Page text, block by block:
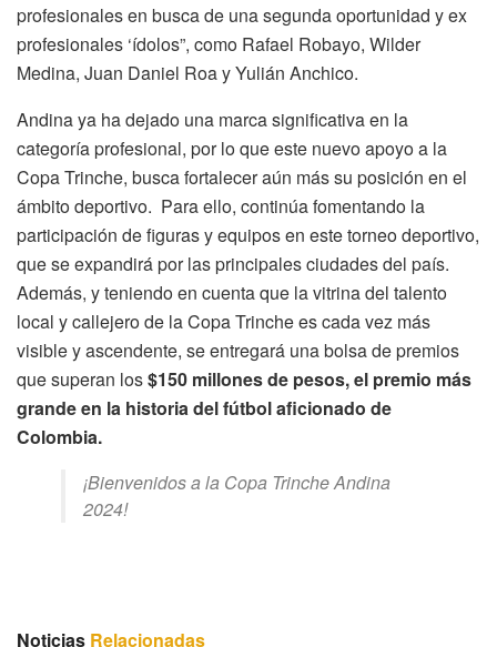
profesionales en busca de una segunda oportunidad y ex
profesionales ‘ídolos”, como Rafael Robayo, Wilder
Medina, Juan Daniel Roa y Yulián Anchico.
Andina ya ha dejado una marca significativa en la
categoría profesional, por lo que este nuevo apoyo a la
Copa Trinche, busca fortalecer aún más su posición en el
ámbito deportivo. Para ello, continúa fomentando la
participación de figuras y equipos en este torneo deportivo,
que se expandirá por las principales ciudades del país.
Además, y teniendo en cuenta que la vitrina del talento
local y callejero de la Copa Trinche es cada vez más
visible y ascendente, se entregará una bolsa de premios
que superan los$150 millones de pesos, el premio más
grande en la historia del fútbol aficionado de
Colombia.
¡Bienvenidos a la Copa Trinche Andina
2024!
Noticias Relacionadas